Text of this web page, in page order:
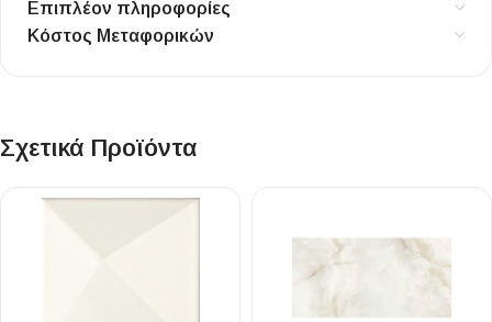
Επιπλέον πληροφορίες
Κόστος Μεταφορικών
Σχετικά Προϊόντα